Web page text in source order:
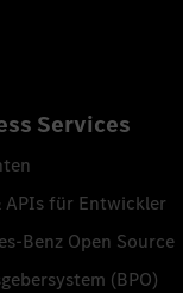
Services
APIs für Entwickler
Benz Open Source
(BPO)